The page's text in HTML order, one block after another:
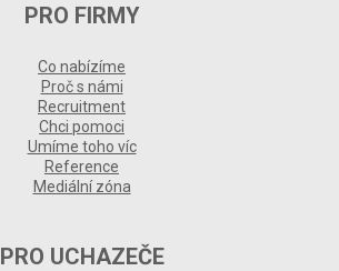
PRO FIRMY
Co nabízíme
Proč s námi
Recruitment
Chci pomoci
Umíme toho víc
Reference
Mediální zóna
PRO UCHAZEČE